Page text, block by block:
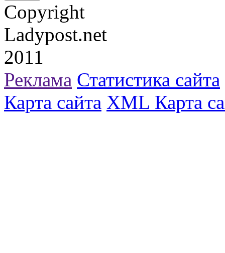
Copyright
Ladypost.net
2011
Реклама Статистика сайта
Карта сайта XML Карта